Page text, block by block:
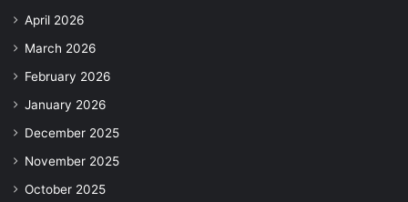
April 2026
March 2026
February 2026
January 2026
December 2025
November 2025
October 2025